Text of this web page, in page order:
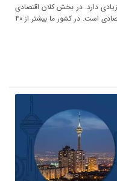
دارد. در بخش کلان اقتصادی
بخش مسکن یک حوزه بسیار مهم و اساسی اقتصادی است. در کشور ما بیشتر از ۴۰